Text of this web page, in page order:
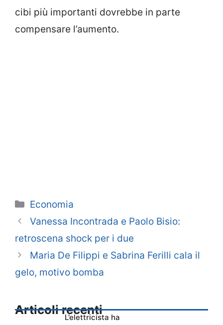
cibi più importanti dovrebbe in parte
compensare l’aumento.
Categorie
Economia
Vanessa Incontrada e Paolo Bisio:
retroscena shock per i due
Maria De Filippi e Sabrina Ferilli cala il
gelo, motivo bomba
Articoli recenti
L’elettricista ha